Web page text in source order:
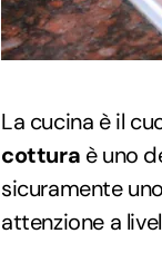
La cucina è il
cottura è uno
sicuramente
attenzione a